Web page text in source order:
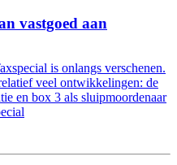
vastgoed aan
is onlangs verschenen.
veel ontwikkelingen: de
en box 3 als sluipmoordenaar